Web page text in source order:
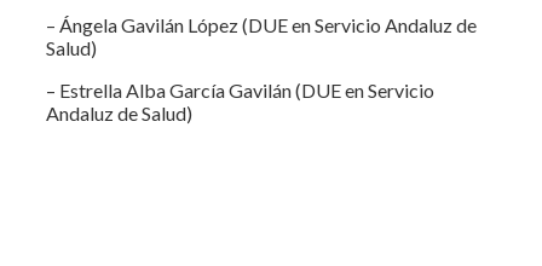
– Ángela Gavilán López (DUE en Servicio Andaluz de
Salud)
– Estrella Alba García Gavilán (DUE en Servicio
Andaluz de Salud)